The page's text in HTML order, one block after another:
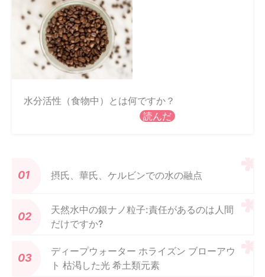
水分活性（食物中）とは何ですか？
読んだ
摂氏、華氏、ケルビンでの水の融点
天然水中の銀ナノ粒子:責任があるのは人間
だけですか?
ディープウォーター ホライズン ブローアウ
ト 枯渇した光 希土類元素